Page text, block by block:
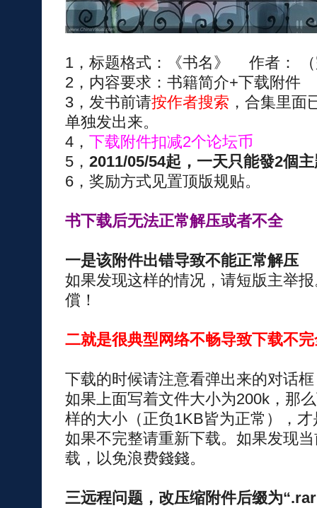
1，标题格式：《书名》 作者：
2，内容要求：书籍简介+下载附件
3，发书前请按作者搜索 ，合集里面
单独发出来。
4， 下载附件扣减2个论坛币
5， 2011/05/54起，一天只能發2個
6，奖励方式见置顶版规贴。
书下载后无法正常解压或者不全
一是该附件出错导致不能正常解压
如果发现这样的情况，请短版主举
償！
二就是很典型网络不畅导致下载不
下载的时候请注意看弹出来的对话框
如果上面写着文件大小为200k，那
样的大小（正负1KB皆为正常），
如果不完整请重新下载。如果发现
载，以免浪费錢錢。
三远程问题，改压缩附件后缀为